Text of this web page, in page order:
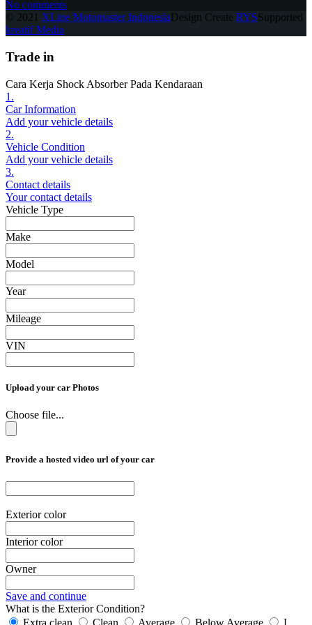
No comments
© 2021 XLine Motomaster Indonesia Design Create RYSSupported
kreatif Media
Trade in
Cara Kerja Shock Absorber Pada Kendaraan
1.
Car Information
Add your vehicle details
2.
Vehicle Condition
Add your vehicle details
3.
Contact details
Your contact details
Vehicle Type
Make
Model
Year
Mileage
VIN
Upload your car Photos
Choose file...
Provide a hosted video url of your car
Exterior color
Interior color
Owner
Save and continue
What is the Exterior Condition?
Extra clean
Clean Average Below Average I